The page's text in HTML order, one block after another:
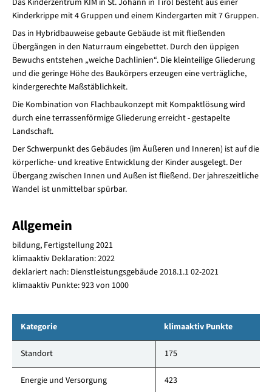
Kinderkrippe mit 4 Gruppen und einem Kindergarten mit 7 Gruppen.
Das in Hybridbauweise gebaute Gebäude ist mit fließenden
Übergängen in den Naturraum eingebettet. Durch den üppigen
Bewuchs entstehen „weiche Dachlinien“. Die kleinteilige Gliederung
und die geringe Höhe des Baukörpers erzeugen eine verträgliche,
kindergerechte Maßstäblichkeit.
Die Kombination von Flachbaukonzept mit Kompaktlösung wird
durch eine terrassenförmige Gliederung erreicht - gestapelte
Landschaft.
Der Schwerpunkt des Gebäudes (im Äußeren und Inneren) ist auf die
körperliche- und kreative Entwicklung der Kinder ausgelegt. Der
Übergang zwischen Innen und Außen ist fließend. Der jahreszeitliche
Wandel ist unmittelbar spürbar.
Allgemein
bildung, Fertigstellung 2021
klimaaktiv Deklaration: 2022
deklariert nach: Dienstleistungsgebäude 2018.1.1 02-2021
klimaaktiv Punkte: 923 von 1000
Kategorie klimaaktiv Punkte
Standort 175
Energie und Versorgung 423